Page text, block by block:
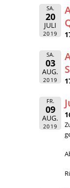
SA.
20
JULI
2019
SA.
03
AUG.
2019
FR.
09
AUG.
2019